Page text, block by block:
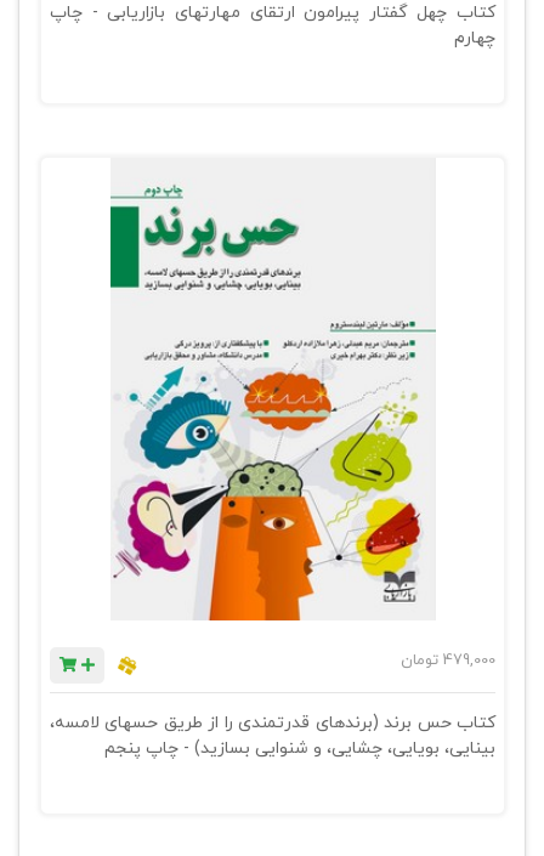
کتاب چهل گفتار پیرامون ارتقای مهارتهای بازاریابی - چاپ
چهارم
479,000 تومان
کتاب حس برند (برندهای قدرتمندی را از طریق حسهای لامسه،
بینایی، بویایی، چشایی، و شنوایی بسازید) - چاپ پنجم